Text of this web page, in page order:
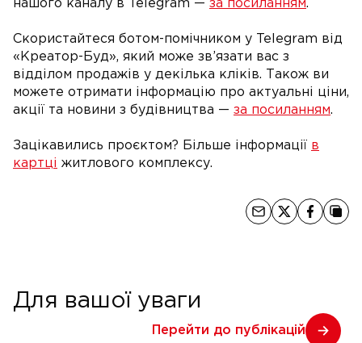
нашого каналу в Telegram — за посиланням.
Скористайтеся ботом-помічником у Telegram від
«Креатор-Буд», який може зв’язати вас з
відділом продажів у декілька кліків. Також ви
можете отримати інформацію про актуальні ціни,
акції та новини з будівництва — за посиланням.
Зацікавились проєктом? Більше інформації в
картці житлового комплексу.
Для вашої уваги
Перейти до публікацій